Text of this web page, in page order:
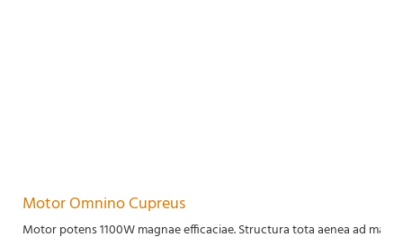
Motor Omnino Cupreus
Motor potens 1100W magnae efficaciae. Structura tota aenea ad